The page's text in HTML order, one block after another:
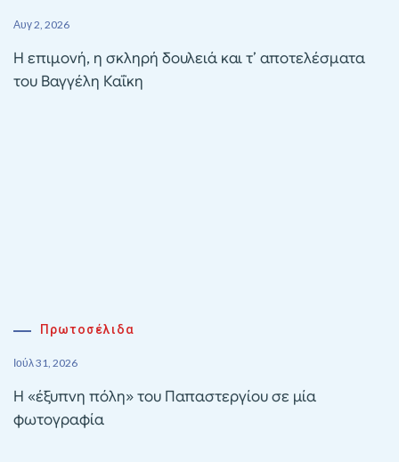
Αυγ 2, 2026
Η επιμονή, η σκληρή δουλειά και τ’ αποτελέσματα
του Βαγγέλη Καΐκη
Πρωτοσέλιδα
Ιούλ 31, 2026
Η «έξυπνη πόλη» του Παπαστεργίου σε μία
φωτογραφία